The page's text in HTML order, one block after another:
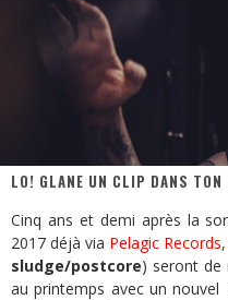
LO! GLANE UN CLIP DANS TON
Cinq ans et demi après la
2017 déjà via Pelagic Records
sludge/postcore) seront de
au printemps avec un